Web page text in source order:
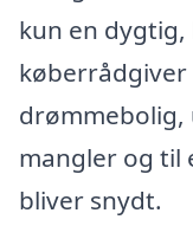
kun en
køberrådgiver
drømmebolig,
mangler og til
bliver snydt.